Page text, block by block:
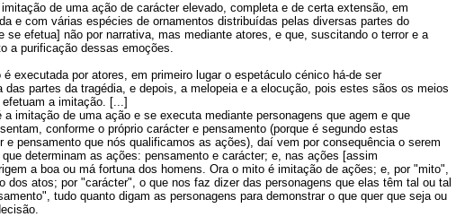
de uma ação de carácter elevado, completa e de certa extensão, em
e com várias espécies de ornamentos distribuídas pelas diversas partes do
se efetua] não por narrativa, mas mediante atores, e que, suscitando o terror e a
a purificação dessas emoções.
executada por atores, em primeiro lugar o espetáculo cénico há-de ser
das partes da tragédia, e depois, a melopeia e a elocução, pois estes sãos os meios
a imitação. [...]
a imitação de uma ação e se executa mediante personagens que agem e que
conforme o próprio carácter e pensamento (porque é segundo estas
e pensamento que nós qualificamos as ações), daí vem por consequência o serem
determinam as ações: pensamento e carácter; e, nas ações [assim
a boa ou má fortuna dos homens. Ora o mito é imitação de ações; e, por "mito",
dos atos; por "carácter", o que nos faz dizer das personagens que elas têm tal ou tal
tudo quanto digam as personagens para demonstrar o que quer que seja ou